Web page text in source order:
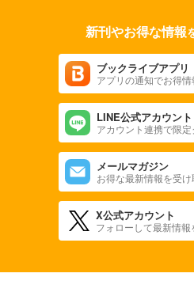
新刊やお得な情報
ブックライブアプリ
アプリの通知でお得情
LINE公式アカウント
アカウント連携で限定
メールマガジン
お得な最新情報を受け
X公式アカウント
フォローして最新情報